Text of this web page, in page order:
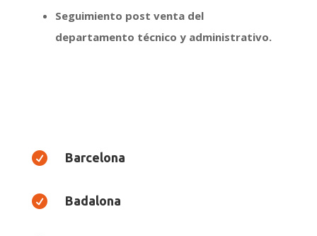
Seguimiento post venta del
departamento técnico y administrativo.
 Barcelona
 Badalona